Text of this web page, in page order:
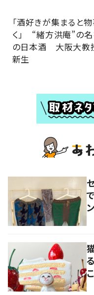
「酒好きが集まると
く」 “緒方洪庵”の
の日本酒 大阪大教
新生